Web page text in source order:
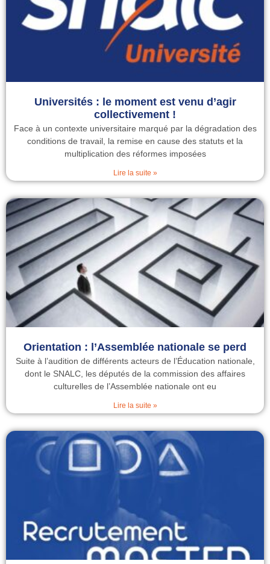
Universités : le moment est venu d’agir
collectivement !
Face à un contexte universitaire marqué par la dégradation des
conditions de travail, la remise en cause des statuts et la
multiplication des réformes imposées
Lire la suite »
Orientation : l’Assemblée nationale se perd
Suite à l’audition de différents acteurs de l’Éducation nationale,
dont le SNALC, les députés de la commission des affaires
culturelles de l’Assemblée nationale ont eu
Lire la suite »